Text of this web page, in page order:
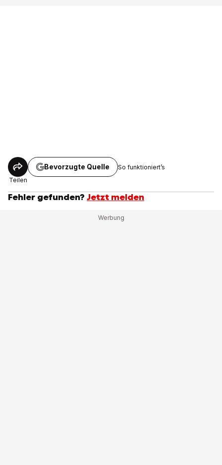
Teilen
Bevorzugte Quelle So funktioniert’s
Fehler gefunden? Jetzt melden